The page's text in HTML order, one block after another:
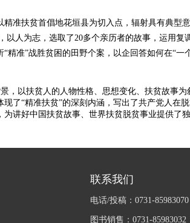
准扶贫首倡地花垣县为切入点，辐射具有典型
以人为志，选取了20多个亲历者的故事，运用
准”战胜贫困的田野个案，以企回答如何在“
，以扶贫人的人物性格、思想变化、扶贫故事
现了“精准扶贫”的深刻内涵，写出了共产党人在
讲好中国扶贫故事、世界扶贫脱贫事业提供了独
联系我们
电话/投稿：0731-85983070
图书销售：0731-85983032